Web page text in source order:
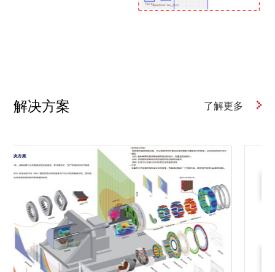
解决方案 了解更多